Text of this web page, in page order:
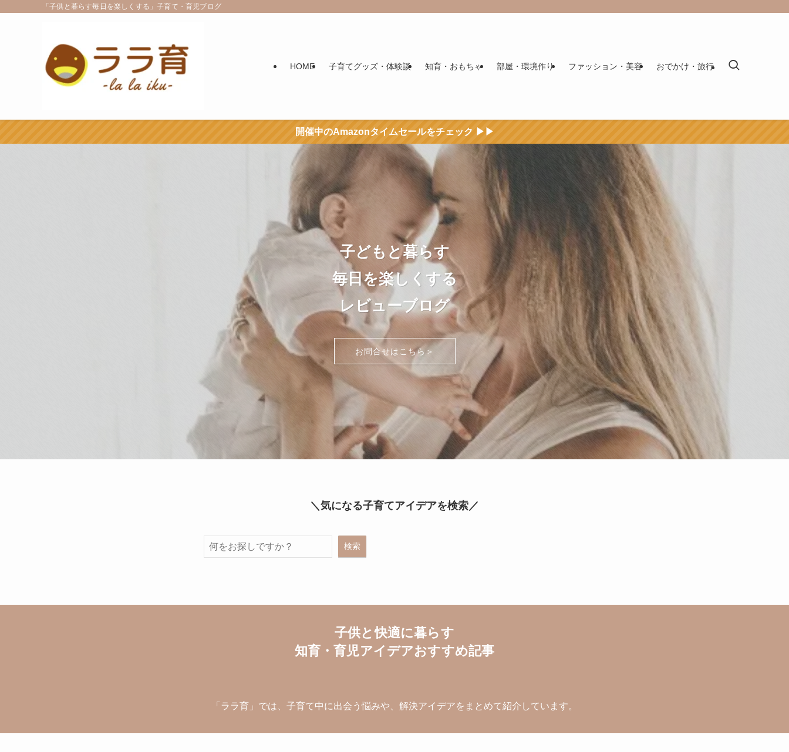
「子供と暮らす毎日を楽しくする」子育て・育児ブログ
HOME 子育てグッズ・体験談 知育・おもちゃ 部屋・環境作り ファッション・美容 おでかけ・旅行
開催中のAmazonタイムセールをチェック ▶▶
子どもと暮らす
毎日を楽しくする
レビューブログ
お問合せはこちら＞
＼気になる子育てアイデアを検索／
検索
子供と快適に暮らす
知育・育児アイデアおすすめ記事
「ララ育」では、子育て中に出会う悩みや、解決アイデアをまとめて紹介しています。